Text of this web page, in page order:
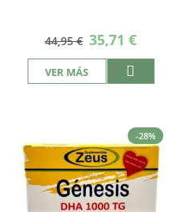
44,95 € Precio
especial
35,71 €
VER MÁS
-28%